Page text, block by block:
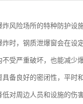
风险场所的特种防护设
时，钢质泄爆窗会在设
受严重破坏，也能减少
具备良好的密闭性，平时
对周边人员和设施的伤